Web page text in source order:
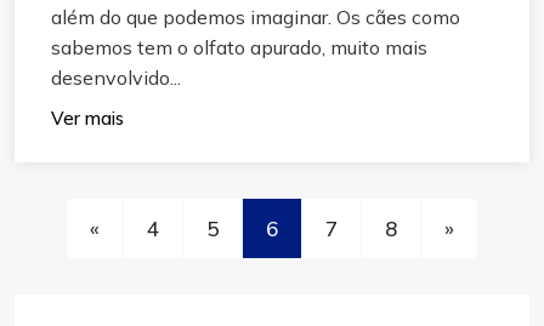
além do que podemos imaginar. Os cães como
sabemos tem o olfato apurado, muito mais
desenvolvido...
Ver mais
« 4 5 6 7 8 »